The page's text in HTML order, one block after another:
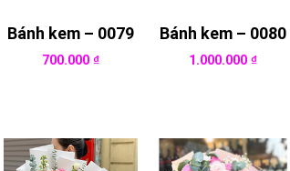
Bánh kem – 0079
700.000₫
Bánh kem – 0080
1.000.000 ₫